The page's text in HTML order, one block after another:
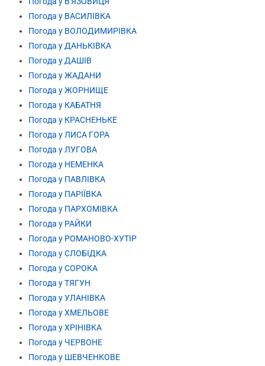
Погода у ВАСИЛІВКА
Погода у ВОЛОДИМИРІВКА
Погода у ДАНЬКІВКА
Погода у ДАШІВ
Погода у ЖАДАНИ
Погода у ЖОРНИЩЕ
Погода у КАБАТНЯ
Погода у КРАСНЕНЬКЕ
Погода у ЛИСА ГОРА
Погода у ЛУГОВА
Погода у НЕМЕНКА
Погода у ПАВЛІВКА
Погода у ПАРІЇВКА
Погода у ПАРХОМІВКА
Погода у РАЙКИ
Погода у РОМАНОВО-ХУТІР
Погода у СЛОБІДКА
Погода у СОРОКА
Погода у ТЯГУН
Погода у УЛАНІВКА
Погода у ХМЕЛЬОВЕ
Погода у ХРІНІВКА
Погода у ЧЕРВОНЕ
Погода у ШЕВЧЕНКОВЕ